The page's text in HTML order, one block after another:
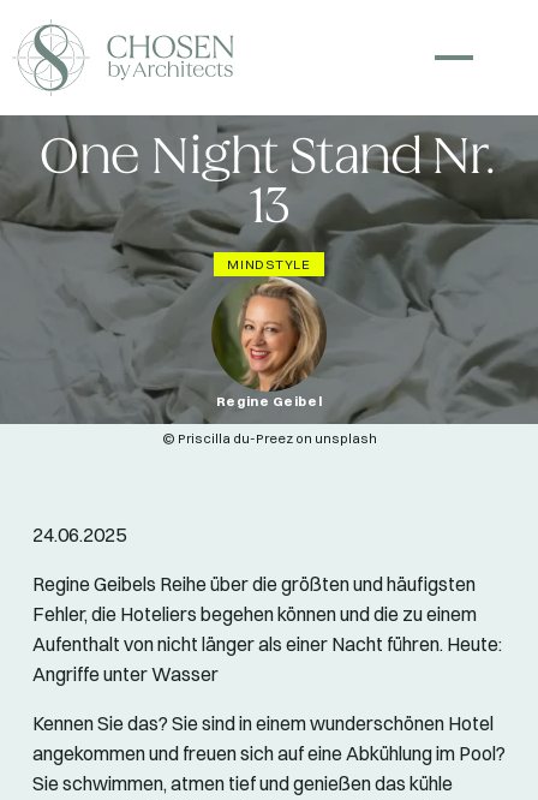
One Night Stand Nr.
13
MINDSTYLE
Regine Geibel
© Priscilla du-Preez on unsplash
24.06.2025
Regine Geibels Reihe über die größten und häufigsten
Fehler, die Hoteliers begehen können und die zu einem
Aufenthalt von nicht länger als einer Nacht führen. Heute:
Angriffe unter Wasser
Kennen Sie das? Sie sind in einem wunderschönen Hotel
angekommen und freuen sich auf eine Abkühlung im Pool?
Sie schwimmen, atmen tief und genießen das kühle